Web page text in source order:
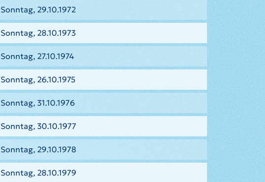
Sonntag, 29.10.1972
Sonntag, 28.10.1973
Sonntag, 27.10.1974
Sonntag, 26.10.1975
Sonntag, 31.10.1976
Sonntag, 30.10.1977
Sonntag, 29.10.1978
Sonntag, 28.10.1979